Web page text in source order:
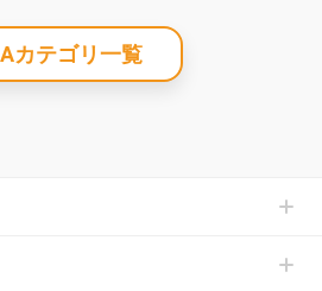
カテゴリ一覧